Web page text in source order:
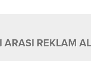
ARASI REKLAM